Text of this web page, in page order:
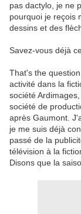
pas dactylo, je ne
pourquoi je reçois
dessins et des
Savez-vous déjà
That's the
activité dans la
société
société de
après Gaumont.
je me suis déjà
passé de la
télévision à la
Disons que la